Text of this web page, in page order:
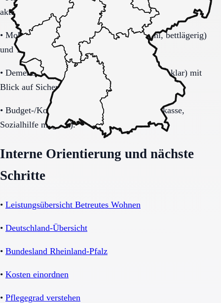
aktuelle Alltagsbelastung.
• Mobilität (selbstständig, Rollator, Rollstuhl, bettlägerig)
und Transferbedarf.
• Demenzbezogene Anforderungen (ja, nein, unklar) mit
Blick auf Sicherheitsaspekte.
• Budget-/Kostenträgerrahmen (privat, Pflegekasse,
Sozialhilfe möglich).
Interne Orientierung und nächste
Schritte
• Leistungsübersicht Betreutes Wohnen
• Deutschland-Übersicht
• Bundesland Rheinland-Pfalz
• Kosten einordnen
• Pflegegrad verstehen